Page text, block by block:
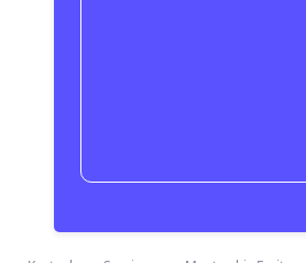
Strom Preise vergleichen